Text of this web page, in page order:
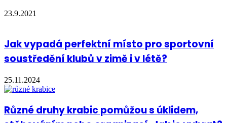
23.9.2021
Jak vypadá perfektní místo pro sportovní
soustředění klubů v zimě i v létě?
25.11.2024
Různé druhy krabic pomůžou s úklidem,